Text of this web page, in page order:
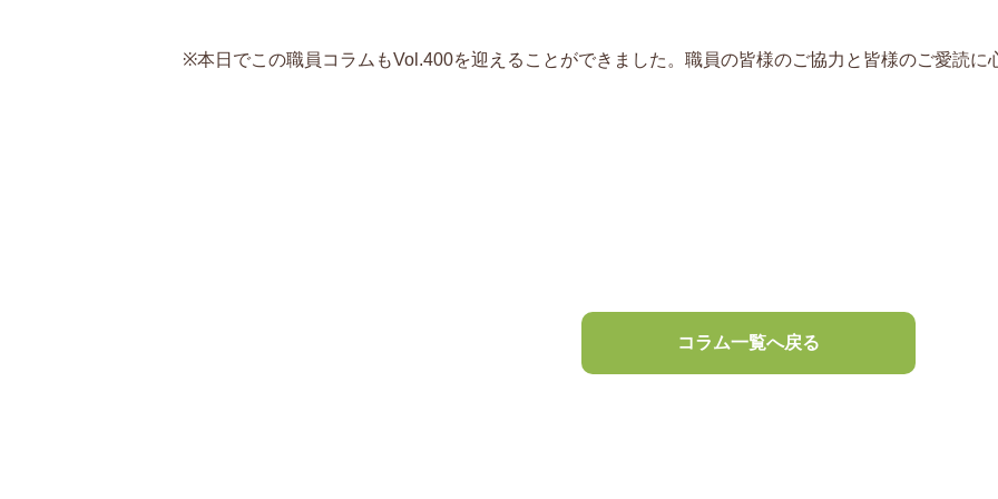
※本日でこの職員コラムもVol.400を迎えることができました。職員の皆様のご協力と皆様のご愛読に
コラム一覧へ戻る